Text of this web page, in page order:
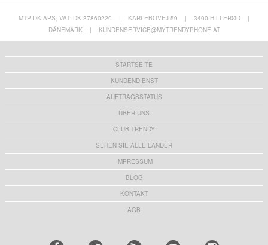
MTP DK APS, VAT: DK 37860220 | KARLEBOVEJ 59 | 3400 HILLERØD
|
DÄNEMARK
| KUNDENSERVICE@MYTRENDYPHONE.AT
STARTSEITE
KUNDENDIENST
AUFTRAGSSTATUS
ÜBER UNS
CLUB TRENDY
SEHEN SIE ALLE LÄNDER
IMPRESSUM
BLOG
KONTAKT
AGB